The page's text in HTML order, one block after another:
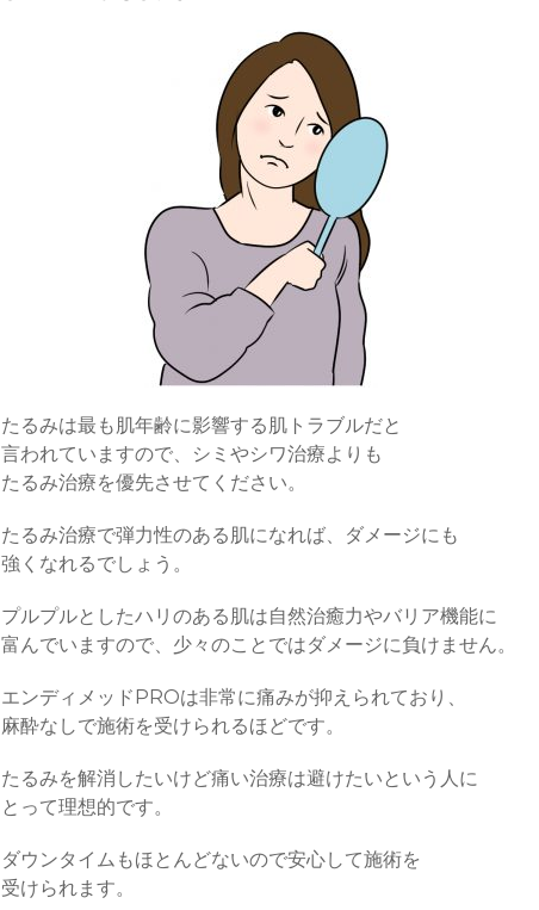
たるみは最も肌年齢に影響する肌トラブルだと
言われていますので、シミやシワ治療よりも
たるみ治療を優先させてください。
たるみ治療で弾力性のある肌になれば、ダメージにも
強くなれるでしょう。
プルプルとしたハリのある肌は自然治癒力やバリア機能に
富んでいますので、少々のことではダメージに負けません。
エンディメッドPROは非常に痛みが抑えられており、
麻酔なしで施術を受けられるほどです。
たるみを解消したいけど痛い治療は避けたいという人に
とって理想的です。
ダウンタイムもほとんどないので安心して施術を
受けられます。